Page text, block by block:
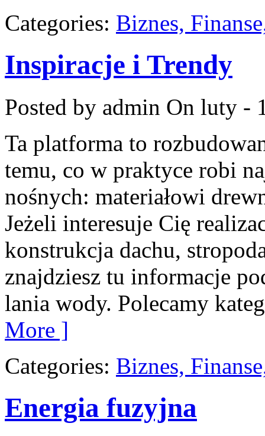
Categories: Biznes,
Inspiracje i Trendy
Posted by admin On luty -
Ta platforma to
temu, co w praktyce robi
nośnych: materiałowi
Jeżeli interesuje Cię
konstrukcja dachu,
znajdziesz tu informacje
lania wody. Polecamy
More ]
Categories: Biznes,
Energia fuzyjna